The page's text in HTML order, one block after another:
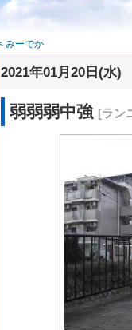
みーでか
2021年01月20日(水)
弱弱弱中強 [ラン